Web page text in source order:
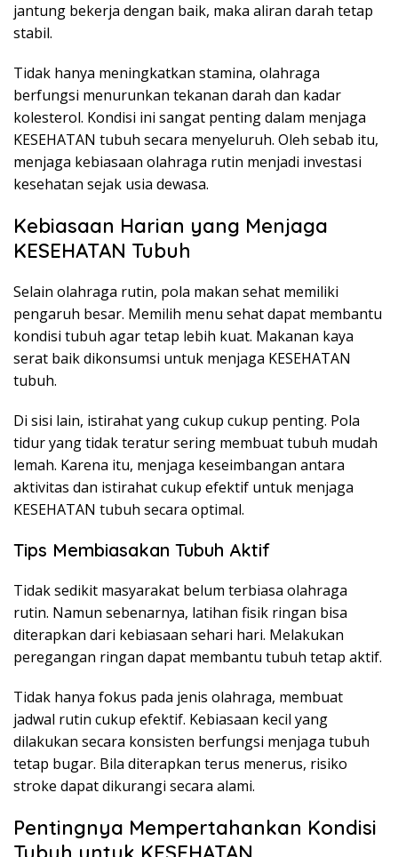
jantung bekerja dengan baik, maka aliran darah tetap
stabil.
Tidak hanya meningkatkan stamina, olahraga
berfungsi menurunkan tekanan darah dan kadar
kolesterol. Kondisi ini sangat penting dalam menjaga
KESEHATAN tubuh secara menyeluruh. Oleh sebab itu,
menjaga kebiasaan olahraga rutin menjadi investasi
kesehatan sejak usia dewasa.
Kebiasaan Harian yang Menjaga
KESEHATAN Tubuh
Selain olahraga rutin, pola makan sehat memiliki
pengaruh besar. Memilih menu sehat dapat membantu
kondisi tubuh agar tetap lebih kuat. Makanan kaya
serat baik dikonsumsi untuk menjaga KESEHATAN
tubuh.
Di sisi lain, istirahat yang cukup cukup penting. Pola
tidur yang tidak teratur sering membuat tubuh mudah
lemah. Karena itu, menjaga keseimbangan antara
aktivitas dan istirahat cukup efektif untuk menjaga
KESEHATAN tubuh secara optimal.
Tips Membiasakan Tubuh Aktif
Tidak sedikit masyarakat belum terbiasa olahraga
rutin. Namun sebenarnya, latihan fisik ringan bisa
diterapkan dari kebiasaan sehari hari. Melakukan
peregangan ringan dapat membantu tubuh tetap aktif.
Tidak hanya fokus pada jenis olahraga, membuat
jadwal rutin cukup efektif. Kebiasaan kecil yang
dilakukan secara konsisten berfungsi menjaga tubuh
tetap bugar. Bila diterapkan terus menerus, risiko
stroke dapat dikurangi secara alami.
Pentingnya Mempertahankan Kondisi